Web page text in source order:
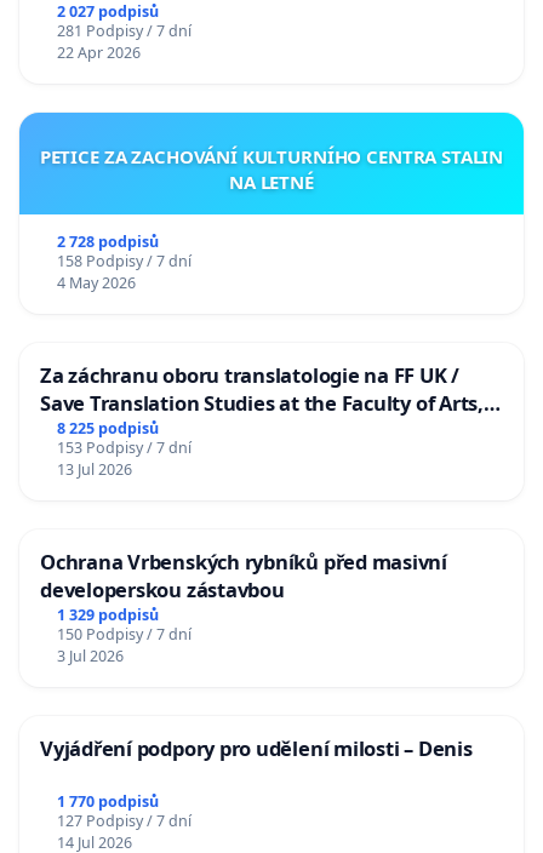
2 027 podpisů
281 Podpisy / 7 dní
22 Apr 2026
PETICE ZA ZACHOVÁNÍ KULTURNÍHO CENTRA STALIN
NA LETNÉ
2 728 podpisů
158 Podpisy / 7 dní
4 May 2026
Za záchranu oboru translatologie na FF UK /
Save Translation Studies at the Faculty of Arts,
Charles University
8 225 podpisů
153 Podpisy / 7 dní
13 Jul 2026
Ochrana Vrbenských rybníků před masivní
developerskou zástavbou
1 329 podpisů
150 Podpisy / 7 dní
3 Jul 2026
Vyjádření podpory pro udělení milosti – Denis
1 770 podpisů
127 Podpisy / 7 dní
14 Jul 2026